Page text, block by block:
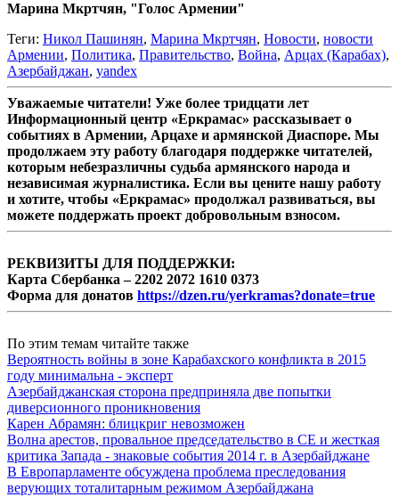
Марина Мкртчян, "Голос Армении"
Теги: Никол Пашинян, Марина Мкртчян, Новости, новости
Армении, Политика, Правительство, Война, Арцах (Карабах),
Азербайджан, yandex
Уважаемые читатели! Уже более тридцати лет
Информационный центр «Еркрамас» рассказывает о
событиях в Армении, Арцахе и армянской Диаспоре. Мы
продолжаем эту работу благодаря поддержке читателей,
которым небезразличны судьба армянского народа и
независимая журналистика. Если вы цените нашу работу
и хотите, чтобы «Еркрамас» продолжал развиваться, вы
можете поддержать проект добровольным взносом.
РЕКВИЗИТЫ ДЛЯ ПОДДЕРЖКИ:
Карта Сбербанка – 2202 2072 1610 0373
Форма для донатов https://dzen.ru/yerkramas?donate=true
По этим темам читайте также
Вероятность войны в зоне Карабахского конфликта в 2015
году минимальна - эксперт
Азербайджанская сторона предприняла две попытки
диверсионного проникновения
Карен Абрамян: блицкриг невозможен
Волна арестов, провальное председательство в СЕ и жесткая
критика Запада - знаковые события 2014 г. в Азербайджане
В Европарламенте обсуждена проблема преследования
верующих тоталитарным режимом Азербайджана